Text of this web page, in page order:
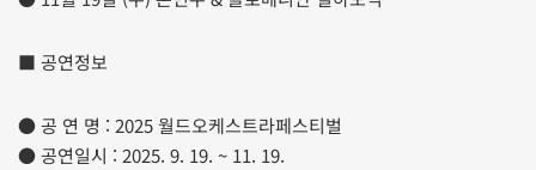
■ 공연정보
● 공 연 명 : 2025 월드오케스트라페스티벌
● 공연일시 : 2025. 9. 19. ~ 11. 19.